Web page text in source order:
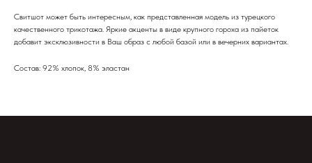
Свитшот может быть интересным, как представленная модель из турецкого
качественного трикотажа. Яркие акценты в виде крупного гороха из пайеток
добавит эксклюзивности в Ваш образ с любой базой или в вечерних вариантах.
Состав: 92% хлопок, 8% эластан